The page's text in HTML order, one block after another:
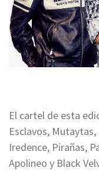
El cartel de esta
Esclavos,
Iredence, Pirañas,
Apolineo y Black